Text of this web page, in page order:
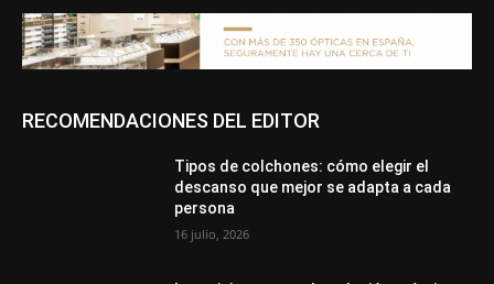
RECOMENDACIONES DEL EDITOR
Tipos de colchones: cómo elegir el
descanso que mejor se adapta a cada
persona
16 julio, 2026